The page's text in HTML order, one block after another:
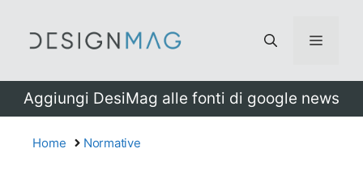
Menu
Aggiungi DesiMag alle fonti di google news
Home Normative